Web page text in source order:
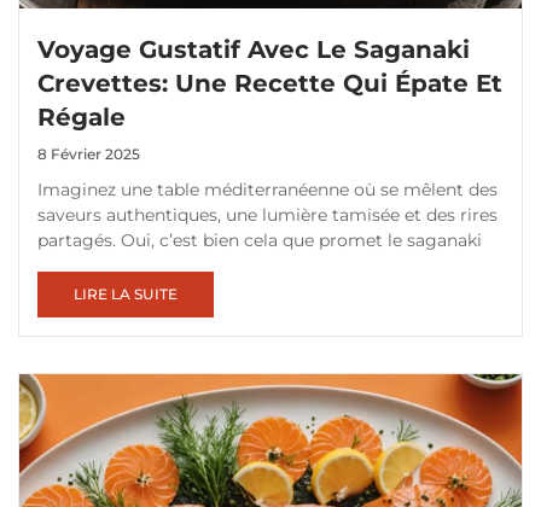
Voyage Gustatif Avec Le Saganaki
Crevettes: Une Recette Qui Épate Et
Régale
8 Février 2025
Imaginez une table méditerranéenne où se mêlent des
saveurs authentiques, une lumière tamisée et des rires
partagés. Oui, c’est bien cela que promet le saganaki
LIRE LA SUITE